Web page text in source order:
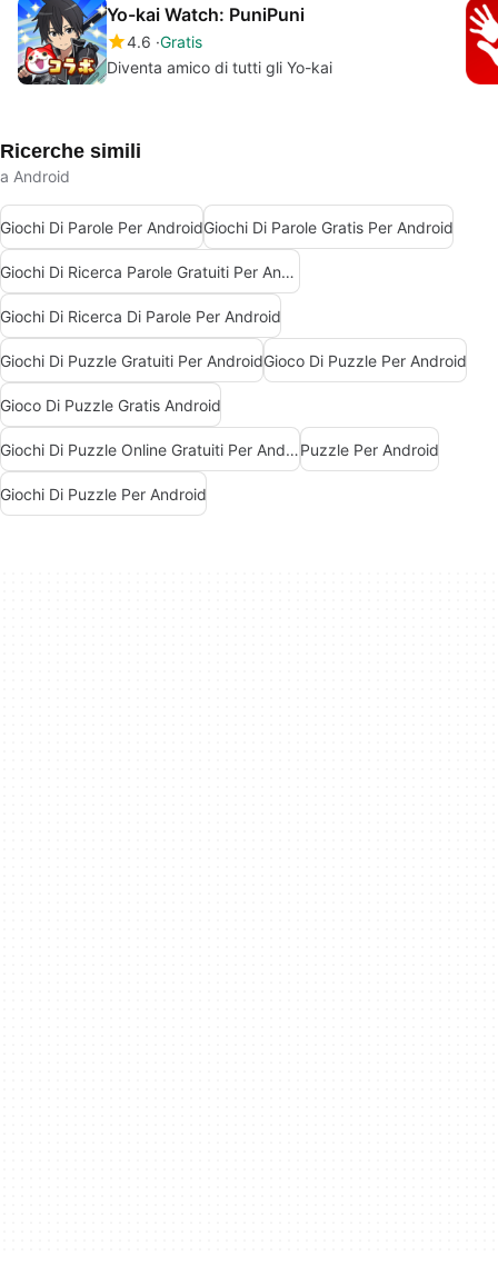
Yo-kai Watch: PuniPuni
4.6 Gratis
Diventa amico di tutti gli Yo-kai
Ricerche simili
a Android
Giochi Di Parole Per AndroidGiochi Di Parole Gratis Per Android
Giochi Di Ricerca Parole Gratuiti Per Android
Giochi Di Ricerca Di Parole Per Android
Giochi Di Puzzle Gratuiti Per AndroidGioco Di Puzzle Per Android
Gioco Di Puzzle Gratis Android
Giochi Di Puzzle Online Gratuiti Per AndroidPuzzle Per Android
Giochi Di Puzzle Per Android